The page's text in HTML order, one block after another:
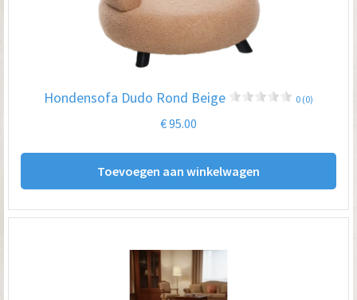
Hondensofa Dudo Rond Beige 0 (0)
€95.00
Toevoegen aan winkelwagen